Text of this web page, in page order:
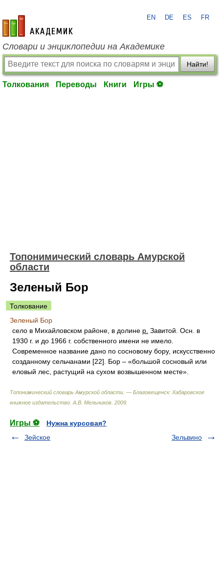
academic.ru
EN DE ES FR
Словари и энциклопедии на Академике
Найти!
Толкования Переводы Книги Игры ⚽
Топонимический словарь Амурской
области
Зеленый Бор
Толкование
Зеленый Бор
село в Михайловском районе, в долине р. Завитой. Осн. в
1930 г. и до 1966 г. собственного имени не имело.
Современное название дано по сосновому бору, искусственно
созданному сельчанами [22]. Бор – «большой сосновый или
еловый лес, растущий на сухом возвышенном месте».
Топонимический словарь Амурской области. — Благовещенск: Хабаровское
книжное издательство А.В. Мельников 2009
Игры ⚽
Нужна курсовая?
Зейское
Зельвино